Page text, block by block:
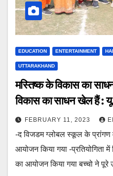
EDUCATION ENTERTAINMENT
UTTARAKHAND
मस्तिष्क के विकास का साधन
विकास का साधन खेल हैं :
FEBRUARY 11, 2023
-द विजडम ग्लोबल स्कूल के प्रांगण
आयोजन किया गया -प्रतियोगिता में
का आयोजन किया गया बच्चो ने